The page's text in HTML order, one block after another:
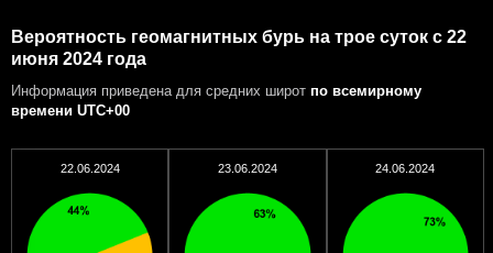
Вероятность геомагнитных бурь на трое суток с 22
июня 2024 года
Информация приведена для средних широт по всемирному
времени UTC+00
22.06.2024 23.06.2024 24.06.2024